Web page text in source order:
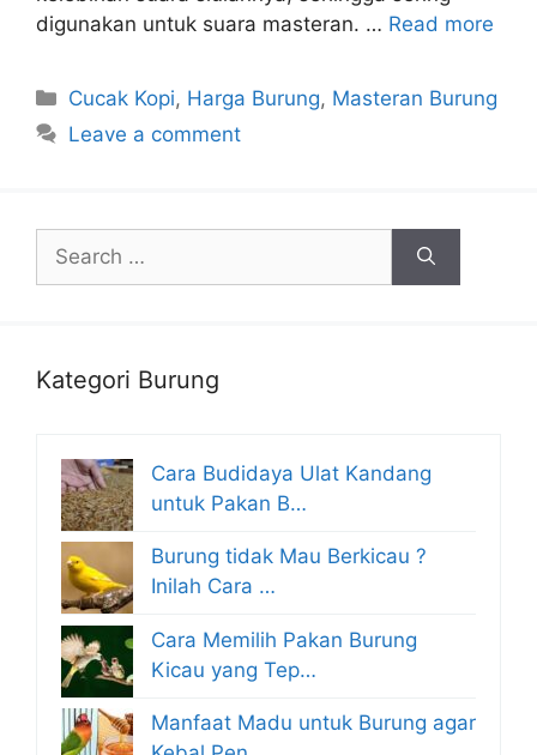
digunakan untuk suara masteran. … Read more
Categories
Cucak Kopi, Harga Burung, Masteran Burung
Leave a comment
for:
Kategori Burung
Cara Budidaya Ulat Kandang
untuk Pakan B…
Burung tidak Mau Berkicau ?
Inilah Cara …
Cara Memilih Pakan Burung
Kicau yang Tep…
Manfaat Madu untuk Burung agar